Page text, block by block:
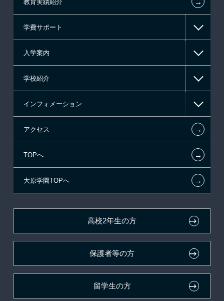
情報IT系
ゲーム系
教育実績紹介 ←
学費サポート
高等教育の修学支援新制度
日本学生支援機構の奨学金
国の教育ローン
提携教育ローン
新聞奨学生
試験による特待生制度
入学案内
一般入学
AO入学
指定校推薦入学
指定校自己推薦入学
特別推薦入学
生徒会活動推薦入学
在校生・卒業生紹介推薦入学
学校紹介
在校生からあなたへ
夢を叶えた先輩たち
施設・研修所
大原の資格サポート制度
インフォメーション
お知らせ・新着情報
在校生へのお知らせ
各種証明書の発行ご希望の方
採用ご担当の方
アクセス ←
TOPへ ←
大原学園TOPへ ←
高校2年生の方
保護者等の方
留学生の方